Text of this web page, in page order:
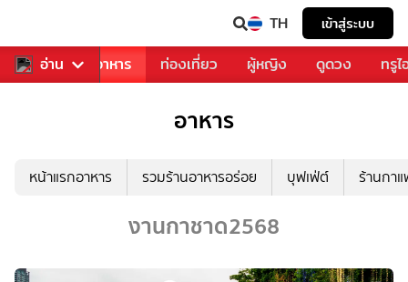
TH เข้าสู่ระบบ
อ่าน
การเพลง อาหาร ท่องเที่ยว ผู้หญิง ดูดวง ทรู
อาหาร
หน้าแรกอาหาร รวมร้านอาหารอร่อย บุฟเฟ่ต์ ร้านกา
งานกาชาด2568